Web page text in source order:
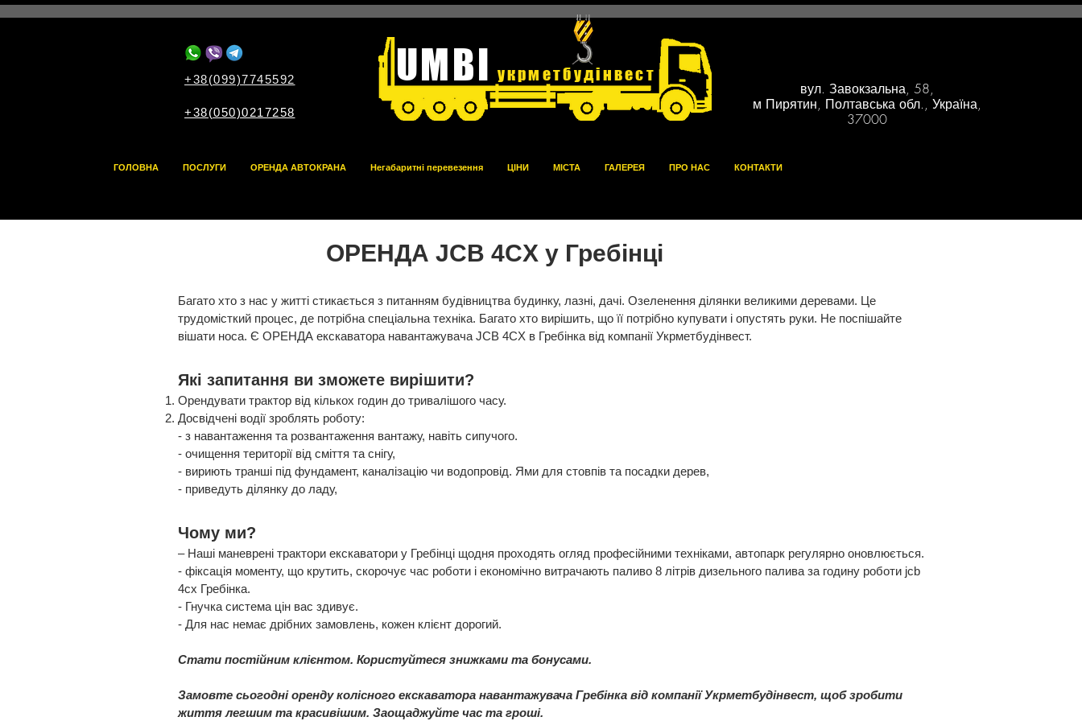
+38(099)7745592 UMBI укрметбудінвест
+38(050)0217258
вул. Завокзальна, 58,
м Пирятин, Полтавська обл., Україна,
37000
ГОЛОВНА ПОСЛУГИ ОРЕНДА АВТОКРАНА Негабаритні перевезення ЦІНИ МІСТА ГАЛЕРЕЯ ПРО НАС КОНТАКТИ
ОРЕНДА JCB 4CX у Гребінці
Багато хто з нас у житті стикається з питанням будівництва будинку, лазні, дачі. Озеленення ділянки великими деревами. Це
трудомісткий процес, де потрібна спеціальна техніка. Багато хто вирішить, що її потрібно купувати і опустять руки. Не поспішайте
вішати носа. Є ОРЕНДА екскаватора навантажувача JCB 4CX в Гребінка від компанії Укрметбудінвест.
Які запитання ви зможете вирішити?
Орендувати трактор від кількох годин до тривалішого часу.
Досвідчені водії зроблять роботу:
- з навантаження та розвантаження вантажу, навіть сипучого.
- очищення території від сміття та снігу,
- вириють транші під фундамент, каналізацію чи водопровід. Ями для стовпів та посадки дерев,
- приведуть ділянку до ладу,
Чому ми?
– Наші маневрені трактори екскаватори у Гребінці щодня проходять огляд професійними техніками, автопарк регулярно оновлюється.
- фіксація моменту, що крутить, скорочує час роботи і економічно витрачають паливо 8 літрів дизельного палива за годину роботи jcb
4cx Гребінка.
- Гнучка система цін вас здивує.
- Для нас немає дрібних замовлень, кожен клієнт дорогий.
Стати постійним клієнтом. Користуйтеся знижками та бонусами.
Замовте сьогодні оренду колісного екскаватора навантажувача Гребінка від компанії Укрметбудінвест, щоб зробити
життя легшим та красивішим. Заощаджуйте час та гроші.